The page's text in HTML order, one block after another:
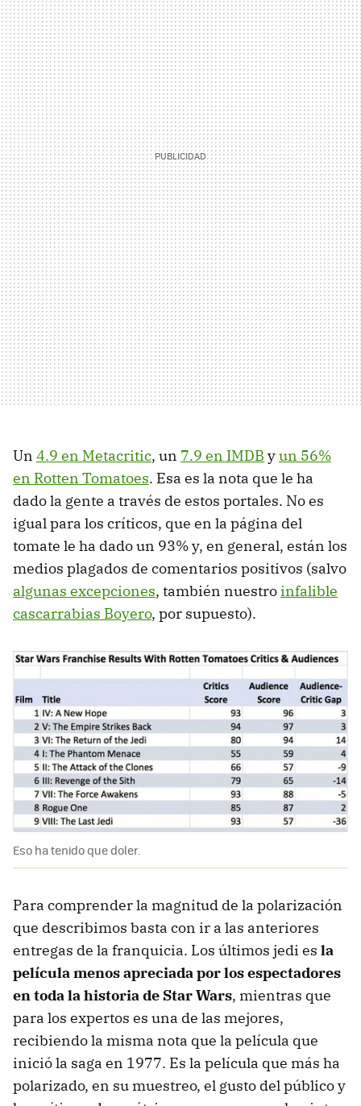
Un 4.9 en Metacritic, un 7.9 en IMDB yun 56%
en Rotten Tomatoes. Esa es la nota que le ha
dado la gente a través de estos portales. No es
igual para los críticos, que en la página del
tomate le ha dado un 93% y, en general, están los
medios plagados de comentarios positivos (salvo
algunas excepciones, también nuestroinfalible
cascarrabias Boyero, por supuesto).
Eso ha tenido que doler.
Para comprender la magnitud de la polarización
que describimos basta con ir a las anteriores
entregas de la franquicia. Los últimos jedi es la
película menos apreciada por los espectadores
en toda la historia de Star Wars, mientras que
para los expertos es una de las mejores,
recibiendo la misma nota que la película que
inició la saga en 1977. Es la película que más ha
polarizado, en su muestreo, el gusto del público y